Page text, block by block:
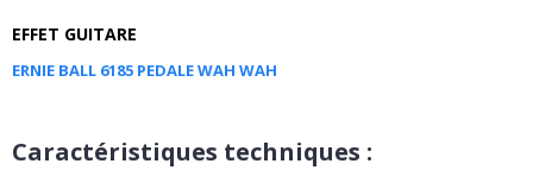
EFFET GUITARE
ERNIE BALL 6185 PEDALE WAH WAH
Caractéristiques techniques :